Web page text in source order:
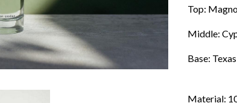
Top:
Middle:
Base:
Material: